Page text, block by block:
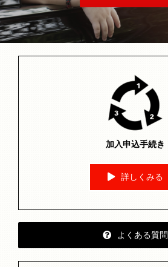
加入申込手続き
詳しくみる
よくある質問